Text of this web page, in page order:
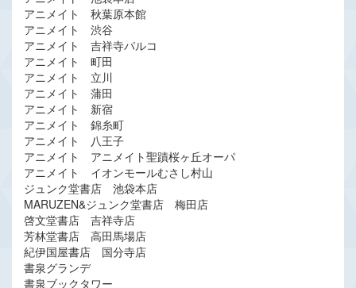
アニメイト 秋葉原本館
アニメイト 渋谷
アニメイト 吉祥寺パルコ
アニメイト 町田
アニメイト 立川
アニメイト 蒲田
アニメイト 新宿
アニメイト 錦糸町
アニメイト 八王子
アニメイト アニメイト聖蹟桜ヶ丘オーパ
アニメイト イオンモールむさし村山
ジュンク堂書店 池袋本店
MARUZEN&ジュンク堂書店 梅田店
啓文堂書店 吉祥寺店
芳林堂書店 高田馬場店
紀伊国屋書店 国分寺店
書泉グランデ
書泉ブックタワー